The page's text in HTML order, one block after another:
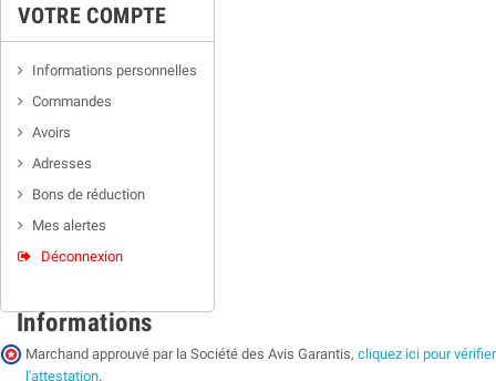
VOTRE COMPTE
Informations personnelles
Commandes
Avoirs
Adresses
Bons de réduction
Mes alertes
Déconnexion
Informations
Marchand approuvé par la Société des Avis Garantis, cliquez ici pour vérifier
l'attestation.